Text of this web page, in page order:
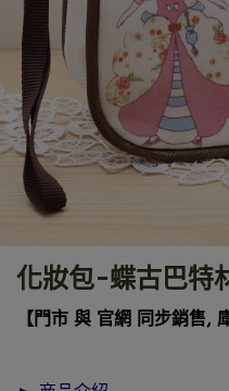
化妝包-蝶古巴特
【門市 與 官網 同步銷售,